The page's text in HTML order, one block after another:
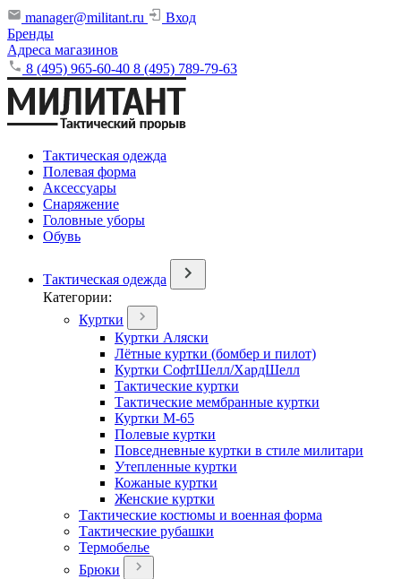
manager@militant.ru
Вход
Бренды
Адреса магазинов
8 (495) 965-60-40 8 (495) 789-79-63
Тактическая одежда
Полевая форма
Аксессуары
Снаряжение
Головные уборы
Обувь
Тактическая одежда
Категории:
Куртки
Куртки Аляски
Лётные куртки (бомбер и пилот)
Куртки СофтШелл/ХардШелл
Тактические куртки
Тактические мембранные куртки
Куртки М-65
Полевые куртки
Повседневные куртки в стиле милитари
Утепленные куртки
Кожаные куртки
Женские куртки
Тактические костюмы и военная форма
Тактические рубашки
Термобелье
Брюки